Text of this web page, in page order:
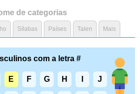
de categorias
Sílabas Países Talen Mais
com a letra #
E F G H J